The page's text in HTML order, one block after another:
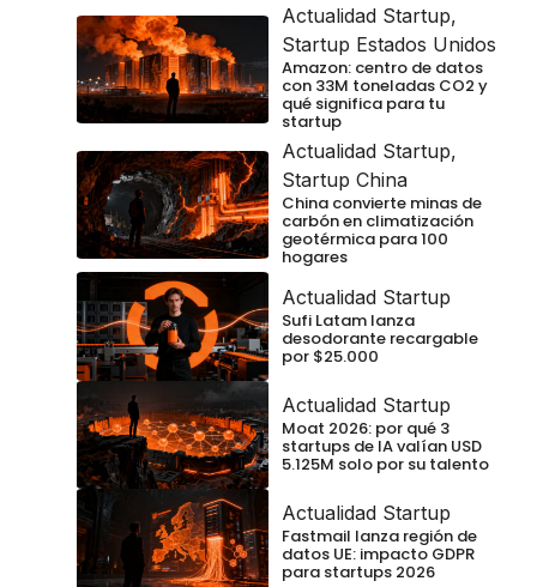
Actualidad Startup,
Startup Estados Unidos
Amazon: centro de datos
con 33M toneladas CO2 y
qué significa para tu
startup
Actualidad Startup,
Startup China
China convierte minas de
carbón en climatización
geotérmica para 100
hogares
Actualidad Startup
Sufi Latam lanza
desodorante recargable
por $25.000
Actualidad Startup
Moat 2026: por qué 3
startups de IA valían USD
5.125M solo por su talento
Actualidad Startup
Fastmail lanza región de
datos UE: impacto GDPR
para startups 2026